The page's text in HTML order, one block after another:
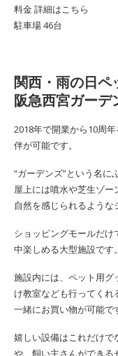
料金 詳細はこちら
駐車場 46台
関西・雨の日ペ
阪急西宮ガーデ
2018年で開業から10周
伴が可能です。
“ガーデンズ”という名に
屋上には噴水や芝生ゾー
自然を感じられるような
ショッピングモールだけ
中楽しめる大型施設です。
施設内には、ペット用グ
け教室なども行ってくれ
一緒にお買い物が可能で
嬉しい設備はこれだけで
や、飼い主さんができる